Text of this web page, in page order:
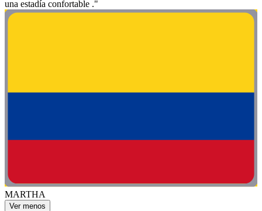
una estadía confortable ."
MARTHA
Ver menos